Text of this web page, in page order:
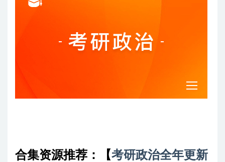
合集资源推荐： 【考研政治全年更新